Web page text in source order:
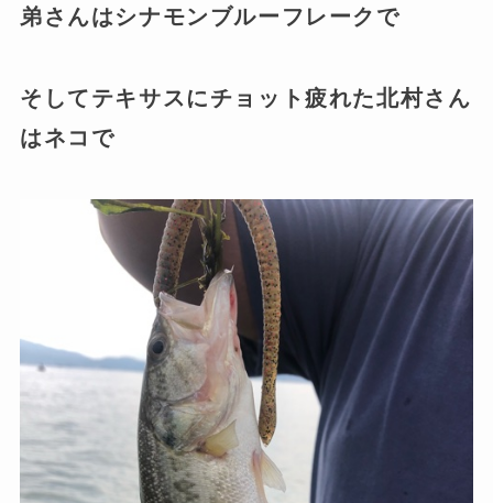
弟さんはシナモンブルーフレークで
そしてテキサスにチョット疲れた北村さん
はネコで